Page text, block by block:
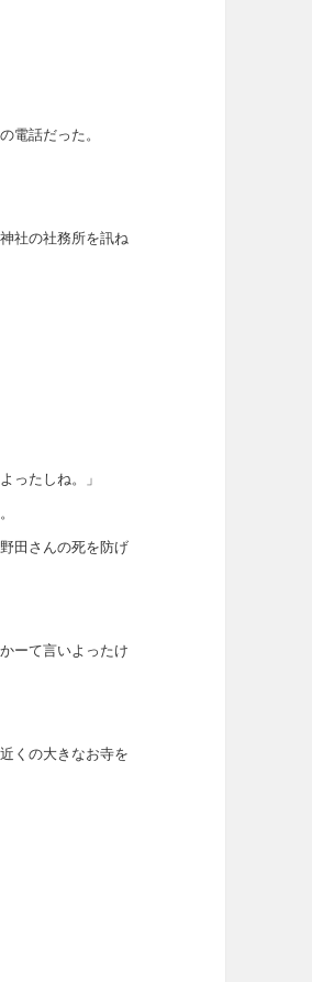
電話だった。
社の社務所を訊ね
ったしね。」
田さんの死を防げ
ーて言いよったけ
くの大きなお寺を